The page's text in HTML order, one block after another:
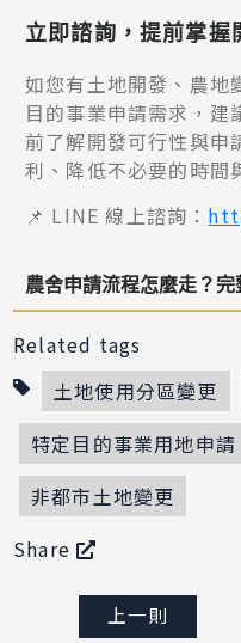
立即諮詢，提前掌握
如您有土地開發、農地
目的事業申請需求，建
前了解開發可行性與申
利、降低不必要的時間
📌 LINE 線上諮詢：
農舍申請流程怎麼走？完
Related tags
土地使用分區變更
特定目的事業用地申請
非都市土地變更
Share
上一則